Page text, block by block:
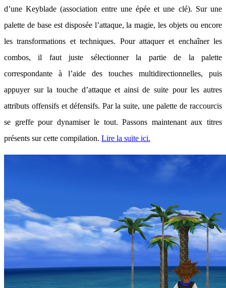
d’une Keyblade (association entre une épée et une clé). Sur une
palette de base est disposée l’attaque, la magie, les objets ou encore
les transformations et techniques. Pour attaquer et enchaîner les
combos, il faut juste sélectionner la partie de la palette
correspondante à l’aide des touches multidirectionnelles, puis
appuyer sur la touche d’attaque et ainsi de suite pour les autres
attributs offensifs et défensifs. Par la suite, une palette de raccourcis
se greffe pour dynamiser le tout. Passons maintenant aux titres
présents sur cette compilation. Lire la suite ici.